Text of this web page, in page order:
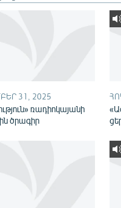
31, 2025
ռադիոկայանի
ծրագիր